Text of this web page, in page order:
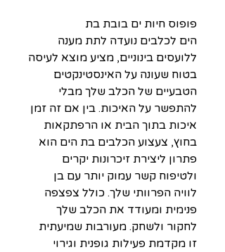
פופוס חיות ים בובת בת
הים לכלבים נועדה לתת מענה
ללועסים בינוניים, מציע מוצא לעיסה
בטוח שעונה על האינסטינקטים
הטבעיים של הכלב שלך מבלי
להתפשר על האיכות. בין אם זה זמן
איכות בתוך הבית או הרפתקאות
בחוץ, צעצוע הכלבים בת הים הוא
פתרון ליצירת זיכרונות יקרים
ולטיפוח קשר עמוק יותר עם בן
לוויה הפרוותי שלך. כולל צפצפה
פנימית ומעודד את הכלב שלך
לחקור ולשחק. מעורבות שמיעתית
זו מקדמת פעילות גופנית וגירוי